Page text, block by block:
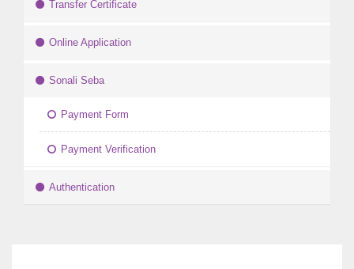
Transfer Certificate
Online Application
Sonali Seba
Payment Form
Payment Verification
Authentication